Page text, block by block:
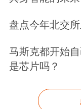
盘点今年北交
马斯克都开始
是芯片吗？